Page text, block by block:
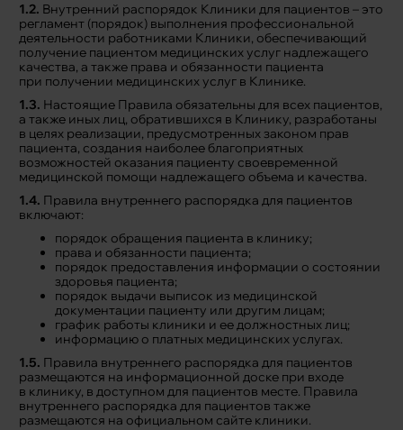
1.2. Внутренний распорядок Клиники для пациентов – это
регламент (порядок) выполнения профессиональной
деятельности работниками Клиники, обеспечивающий
получение пациентом медицинских услуг надлежащего
качества, а также права и обязанности пациента
при получении медицинских услуг в Клинике.
1.3. Настоящие Правила обязательны для всех пациентов,
а также иных лиц, обратившихся в Клинику, разработаны
в целях реализации, предусмотренных законом прав
пациента, создания наиболее благоприятных
возможностей оказания пациенту своевременной
медицинской помощи надлежащего объема и качества.
1.4. Правила внутреннего распорядка для пациентов
включают:
порядок обращения пациента в клинику;
права и обязанности пациента;
порядок предоставления информации о состоянии
здоровья пациента;
порядок выдачи выписок из медицинской
документации пациенту или другим лицам;
график работы клиники и ее должностных лиц;
информацию о платных медицинских услугах.
1.5. Правила внутреннего распорядка для пациентов
размещаются на информационной доске при входе
в клинику, в доступном для пациентов месте. Правила
внутреннего распорядка для пациентов также
размещаются на официальном сайте клиники.